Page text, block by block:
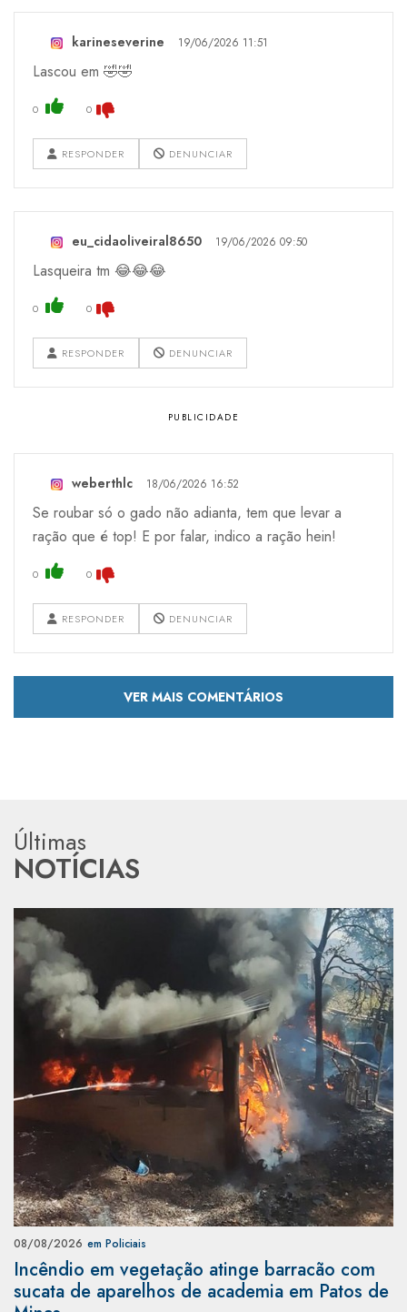
karineseverine 19/06/2026 11:51
Lascou em 🤣🤣
0 0
RESPONDER DENUNCIAR
eu_cidaoliveiral8650 19/06/2026 09:50
Lasqueira tm 😂😂😂
0 0
RESPONDER DENUNCIAR
weberthlc 18/06/2026 16:52
Se roubar só o gado não adianta, tem que levar a
ração que é top! E por falar, indico a ração hein!
0 0
RESPONDER DENUNCIAR
VER MAIS COMENTÁRIOS
Últimas
NOTÍCIAS
08/08/2026 em Policiais
Incêndio em vegetação atinge barracão com
sucata de aparelhos de academia em Patos de